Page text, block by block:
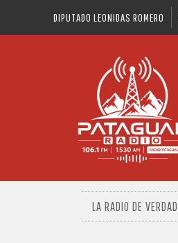
DIPUTADO LEONIDAS ROMERO
LA RADIO DE VERDAD